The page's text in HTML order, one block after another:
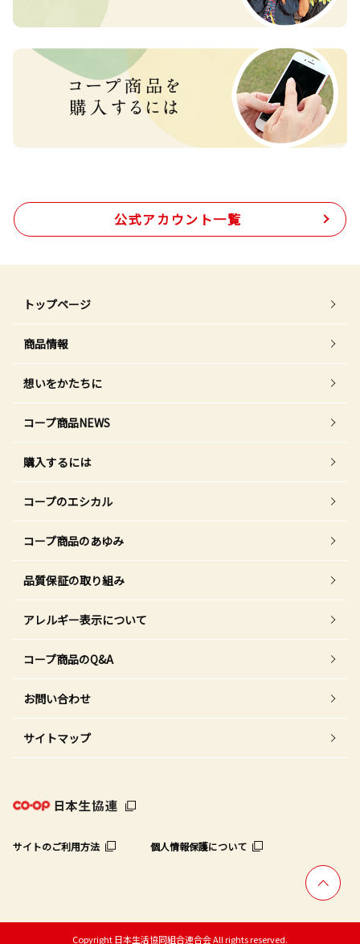
公式アカウント一覧
トップページ
商品情報
想いをかたちに
コープ商品NEWS
購入するには
コープのエシカル
コープ商品のあゆみ
品質保証の取り組み
アレルギー表示について
コープ商品のQ&A
お問い合わせ
サイトマップ
サイトのご利用方法 個人情報保護について
Copyright 日本生活協同組合連合会 All rights reserved.